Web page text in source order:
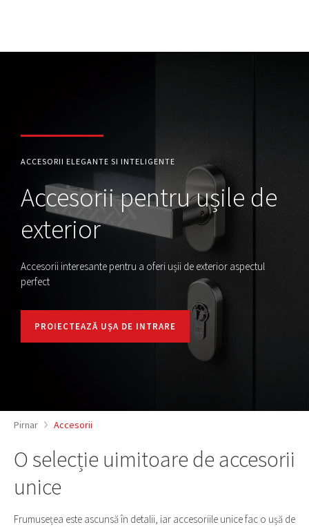
Pirnar Accesorii
ACCESORII ELEGANTE SI INTELIGENTE
Accesorii pentru ușile de
exterior
Accesorii interesante pentru a oferi ușii de exterior aspectul
perfect
PROIECTEAZĂ UȘA DE INTRARE
O selecție uimitoare de accesorii
unice
Frumusețea este ascunsă în detalii, iar accesoriile unice fac o ușă de